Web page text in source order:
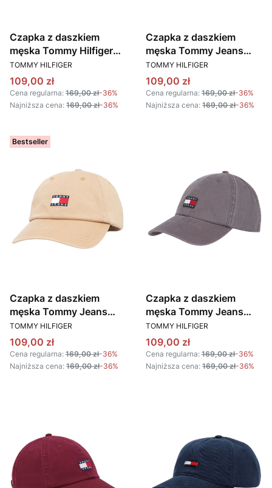
Czapka z daszkiem
męska Tommy Hilfiger
AM0AM13006 RBC
BEŻOWY
PRODUCENT
TOMMY HILFIGER
Cena promocyjna
109,00 zł
Cena regularna: 169,00 zł-36%
Najniższa cena: 169,00 zł-36%
Czapka z daszkiem
męska Tommy Jeans
AM0AM11692 AB9
BEŻOWY
PRODUCENT
TOMMY HILFIGER
Cena promocyjna
109,00 zł
Cena regularna: 169,00 zł-36%
Najniższa cena: 169,00 zł-36%
Bestseller
Czapka z daszkiem
męska Tommy Jeans
AM0AM12020 AB9
BEŻOWY
PRODUCENT
TOMMY HILFIGER
Cena promocyjna
109,00 zł
Cena regularna: 169,00 zł-36%
Najniższa cena: 169,00 zł-36%
Czapka z daszkiem
męska Tommy Jeans
AM0AM12020 PR7
SZARY
PRODUCENT
TOMMY HILFIGER
Cena promocyjna
109,00 zł
Cena regularna: 169,00 zł-36%
Najniższa cena: 169,00 zł-36%